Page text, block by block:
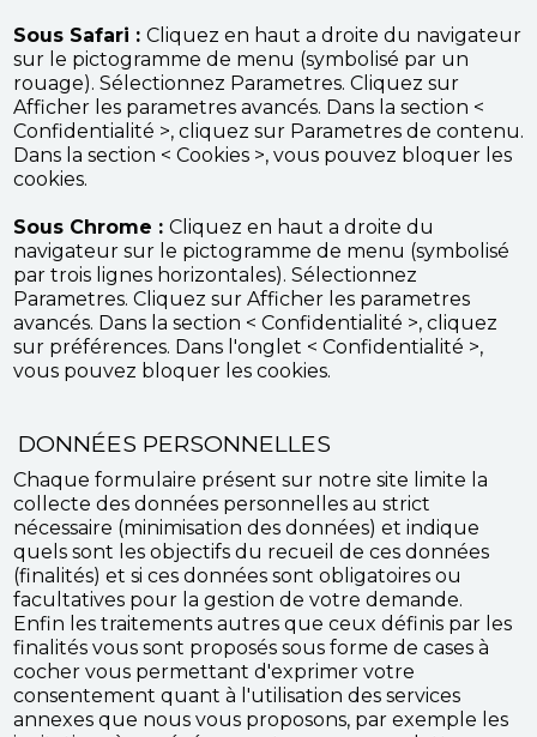
Sous Safari : Cliquez en haut a droite du navigateur
sur le pictogramme de menu (symbolisé par un
rouage). Sélectionnez Parametres. Cliquez sur
Afficher les parametres avancés. Dans la section <
Confidentialité >, cliquez sur Parametres de contenu.
Dans la section < Cookies >, vous pouvez bloquer les
cookies.
Sous Chrome : Cliquez en haut a droite du
navigateur sur le pictogramme de menu (symbolisé
par trois lignes horizontales). Sélectionnez
Parametres. Cliquez sur Afficher les parametres
avancés. Dans la section < Confidentialité >, cliquez
sur préférences. Dans l'onglet < Confidentialité >,
vous pouvez bloquer les cookies.
DONNÉES PERSONNELLES
Chaque formulaire présent sur notre site limite la
collecte des données personnelles au strict
nécessaire (minimisation des données) et indique
quels sont les objectifs du recueil de ces données
(finalités) et si ces données sont obligatoires ou
facultatives pour la gestion de votre demande.
Enfin les traitements autres que ceux définis par les
finalités vous sont proposés sous forme de cases à
cocher vous permettant d'exprimer votre
consentement quant à l'utilisation des services
annexes que nous vous proposons, par exemple les